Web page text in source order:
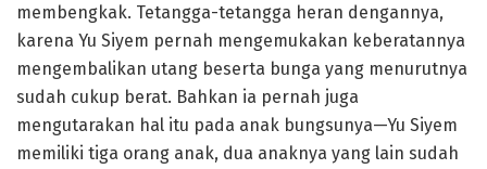
membengkak. Tetangga-tetangga heran dengannya,
karena Yu Siyem pernah mengemukakan keberatannya
mengembalikan utang beserta bunga yang menurutnya
sudah cukup berat. Bahkan ia pernah juga
mengutarakan hal itu pada anak bungsunya—Yu Siyem
memiliki tiga orang anak, dua anaknya yang lain sudah